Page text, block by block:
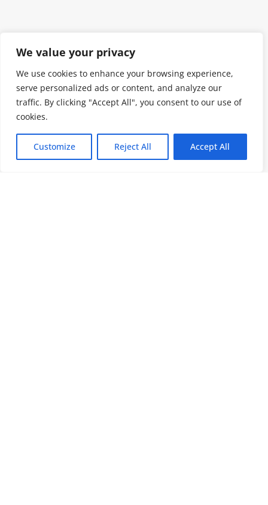
We value your privacy
We use cookies to enhance your browsing experience,
serve personalized ads or content, and analyze our
traffic. By clicking "Accept All", you consent to our use of
cookies.
Customize Reject All Accept All